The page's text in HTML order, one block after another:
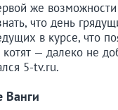
же
что день
в курсе, что
— далеко не
5-tv.ru.
Ванги